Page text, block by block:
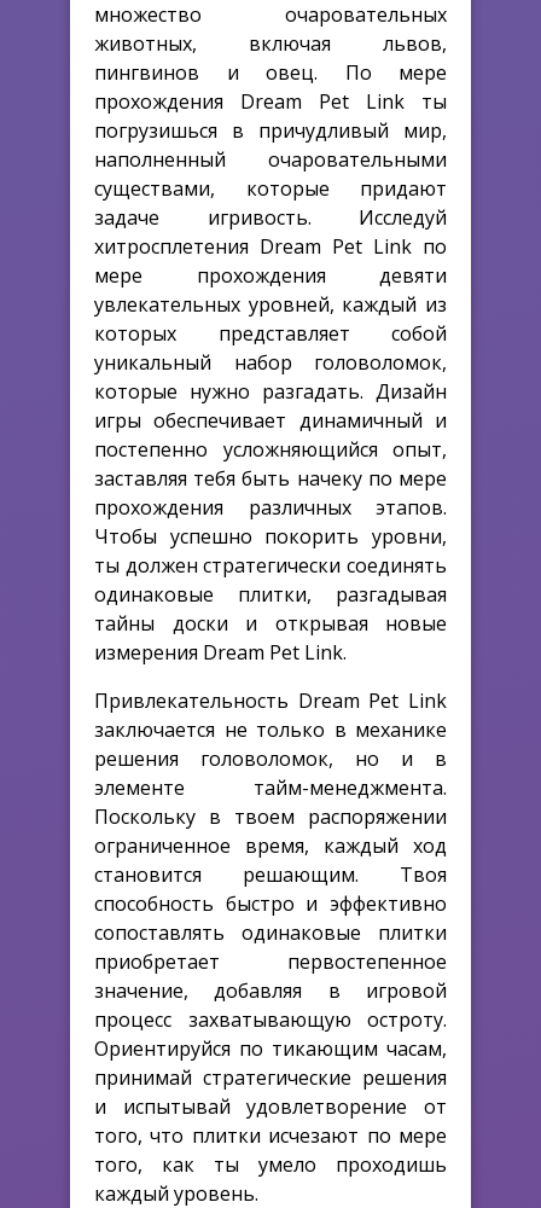
множество очаровательных
животных, включая львов,
пингвинов и овец. По мере
прохождения Dream Pet Link ты
погрузишься в причудливый мир,
наполненный очаровательными
существами, которые придают
задаче игривость. Исследуй
хитросплетения Dream Pet Link по
мере прохождения девяти
увлекательных уровней, каждый из
которых представляет собой
уникальный набор головоломок,
которые нужно разгадать. Дизайн
игры обеспечивает динамичный и
постепенно усложняющийся опыт,
заставляя тебя быть начеку по мере
прохождения различных этапов.
Чтобы успешно покорить уровни,
ты должен стратегически соединять
одинаковые плитки, разгадывая
тайны доски и открывая новые
измерения Dream Pet Link.
Привлекательность Dream Pet Link
заключается не только в механике
решения головоломок, но и в
элементе тайм-менеджмента.
Поскольку в твоем распоряжении
ограниченное время, каждый ход
становится решающим. Твоя
способность быстро и эффективно
сопоставлять одинаковые плитки
приобретает первостепенное
значение, добавляя в игровой
процесс захватывающую остроту.
Ориентируйся по тикающим часам,
принимай стратегические решения
и испытывай удовлетворение от
того, что плитки исчезают по мере
того, как ты умело проходишь
каждый уровень.